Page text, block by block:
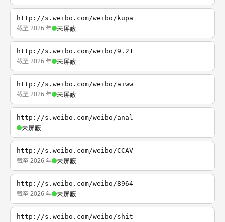
http://s.weibo.com/weibo/kupa
截至 2026 年 未屏蔽
http://s.weibo.com/weibo/9.21
截至 2026 年 未屏蔽
http://s.weibo.com/weibo/aiww
截至 2026 年 未屏蔽
http://s.weibo.com/weibo/anal
未屏蔽
http://s.weibo.com/weibo/CCAV
截至 2026 年 未屏蔽
http://s.weibo.com/weibo/8964
截至 2026 年 未屏蔽
http://s.weibo.com/weibo/shit